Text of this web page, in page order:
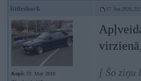
littleshark 17. Jun 2020,
Kopš: 23. May 2010
[ Šo ziņu